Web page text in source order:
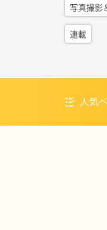
写真撮影
連載
人気